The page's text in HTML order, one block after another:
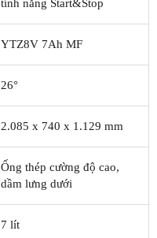
tính năng Start&Stop
YTZ8V 7Ah MF
26°
2.085 x 740 x 1.129 mm
Ống thép cường độ cao,
dầm lưng dưới
7 lít